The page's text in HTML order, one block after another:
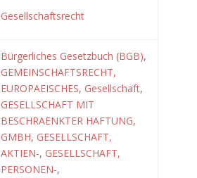
Gesellschaftsrecht
Bürgerliches Gesetzbuch (BGB),
GEMEINSCHAFTSRECHT,
EUROPAEISCHES, Gesellschaft,
GESELLSCHAFT MIT
BESCHRAENKTER HAFTUNG,
GMBH, GESELLSCHAFT,
AKTIEN-, GESELLSCHAFT,
PERSONEN-,